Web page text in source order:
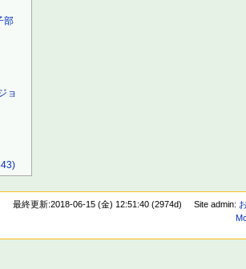
部
ョ
最終更新:2018-06-15 (金) 12:51:40 (2974d) Site admin: